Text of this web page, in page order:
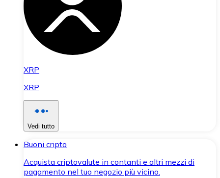
XRP
XRP
Vedi tutto
Buoni cripto
Acquista criptovalute in contanti e altri mezzi di
pagamento nel tuo negozio più vicino.